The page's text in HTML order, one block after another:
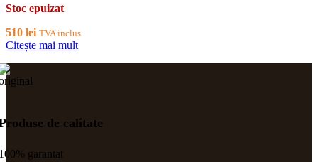
Stoc epuizat
510 lei TVA inclus
Citește mai mult
de calitate
garantat